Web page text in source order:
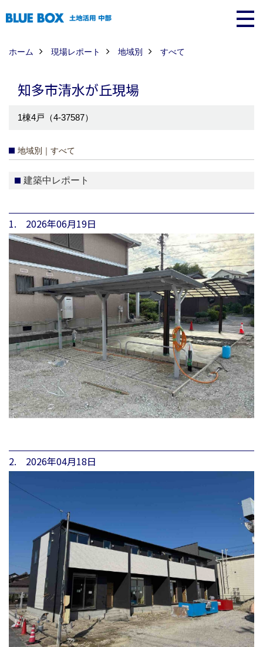
ホーム 現場レポート 地域別 すべて
知多市清水が丘現場
1棟4戸（4-37587）
地域別｜すべて
建築中レポート
1. 2026年06月19日
2. 2026年04月18日